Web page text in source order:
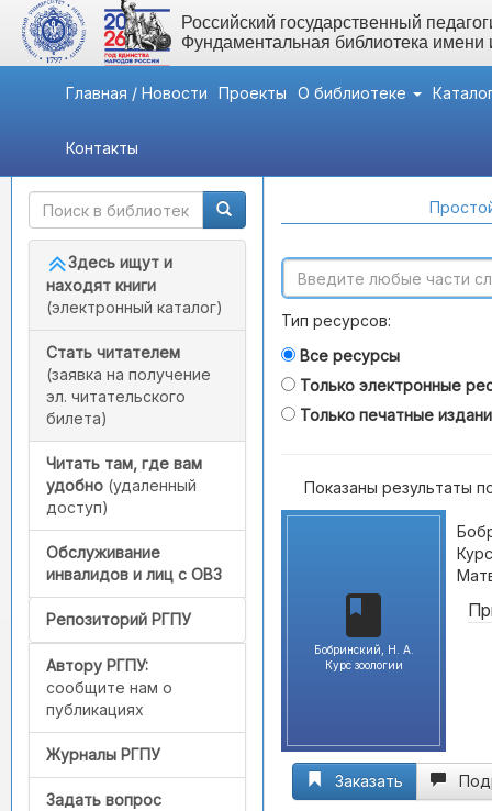
Российский государственный
Фундаментальная библиотека
Главная / Новости Проекты О библиотеке
Контакты
Быстрый доступ
Здесь ищут и
находят книги
(электронный каталог)
Стать читателем
(заявка на получение
эл. читательского
билета)
Читать там, где вам
удобно (удаленный
доступ)
Обслуживание
инвалидов и лиц с ОВЗ
Репозиторий РГПУ
Автору РГПУ:
сообщите нам о
публикациях
Журналы РГПУ
Задать вопрос
Тип ресурсов:
Все ресурсы
Только электронные
Только печатные
Показаны результаты
Бобринский, Н. А.
Курс зоологии
Заказать